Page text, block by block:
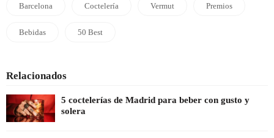
Barcelona Coctelería Vermut Premios
Bebidas 50 Best
Relacionados
5 coctelerías de Madrid para beber con gusto y
solera